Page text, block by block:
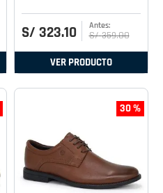
S/ 323.10 S/ 359.00
VER PRODUCTO
30 %